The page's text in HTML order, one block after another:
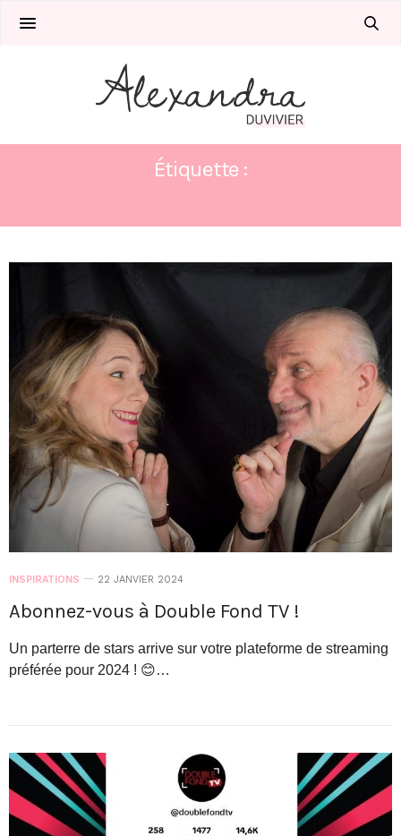
Étiquette :
INSPIRATIONS 22 JANVIER 2024
Abonnez-vous à Double Fond TV !
Un parterre de stars arrive sur votre plateforme de streaming
préférée pour 2024 ! 😊…